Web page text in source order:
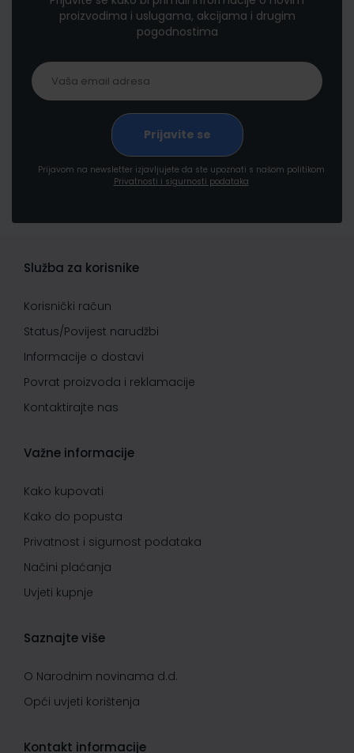
proizvodima i uslugama, akcijama i drugim
pogodnostima
Prijavom na newsletter izjavljujete da ste upoznati s našom politikom
Privatnosti i sigurnosti podataka
Služba za korisnike
Korisnički račun
Status/Povijest narudžbi
Informacije o dostavi
Povrat proizvoda i reklamacije
Kontaktirajte nas
Važne informacije
Kako kupovati
Kako do popusta
Privatnost i sigurnost podataka
Načini plaćanja
Uvjeti kupnje
Saznajte više
O Narodnim novinama d.d.
Opći uvjeti korištenja
Kontakt informacije